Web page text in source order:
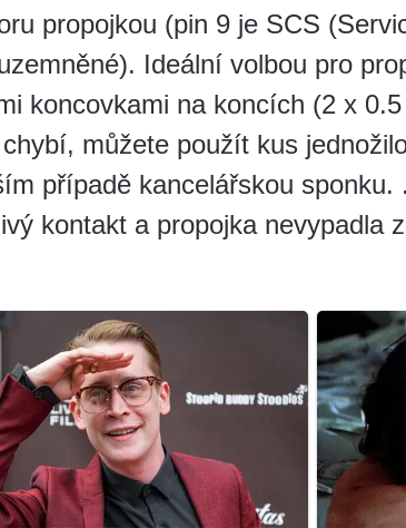
propojkou (pin 9 je SCS
Ideální volbou pro
koncovkami na koncích (2 x
můžete použít kus
případě kancelářskou sponku.
kontakt a propojka nevypadla